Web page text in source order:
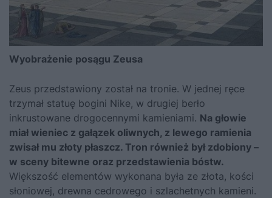
Wyobrażenie posągu Zeusa
Zeus przedstawiony został na tronie. W jednej ręce
trzymał statuę bogini Nike, w drugiej berło
inkrustowane drogocennymi kamieniami. Na głowie
miał wieniec z gałązek oliwnych, z lewego ramienia
zwisał mu złoty płaszcz. Tron również był zdobiony –
w sceny bitewne oraz przedstawienia bóstw.
Większość elementów wykonana była ze złota, kości
słoniowej, drewna cedrowego i szlachetnych kamieni.